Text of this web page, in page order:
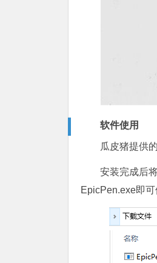
软件使用
瓜皮猪提供
安装完成后
EpicPen.exe即可